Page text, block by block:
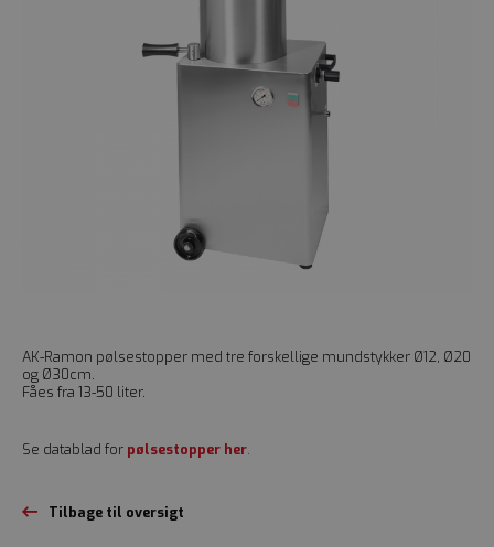
AK-Ramon pølsestopper med tre forskellige mundstykker Ø12, Ø20
og Ø30cm.
Fåes fra 13-50 liter.
Se datablad for pølsestopper her.
Tilbage til oversigt